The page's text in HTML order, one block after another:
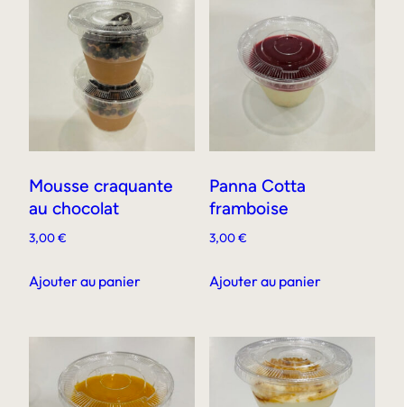
Mousse craquante
au chocolat
3,00€
Ajouter au panier
Panna Cotta
framboise
3,00€
Ajouter au panier